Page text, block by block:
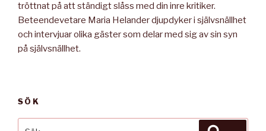
tröttnat på att ständigt slåss med din inre kritiker.
Beteendevetare Maria Helander djupdyker i självsnällhet
och intervjuar olika gäster som delar med sig av sin syn
på självsnällhet.
SÖK